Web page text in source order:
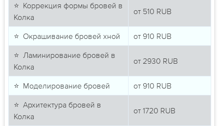
⭐ Коррекция формы бровей в
Колка
от 510 RUB
⭐ Окрашивание бровей хной от 910 RUB
⭐ Ламинирование бровей в
Колка
от 2930 RUB
⭐ Моделирование бровей от 910 RUB
⭐ Архитектура бровей в
Колка
от 1720 RUB